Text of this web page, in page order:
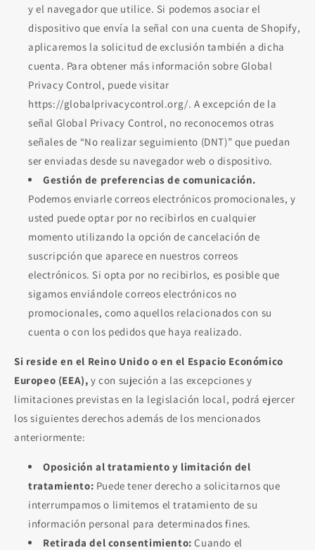
y el navegador que utilice. Si podemos asociar el
dispositivo que envía la señal con una cuenta de Shopify,
aplicaremos la solicitud de exclusión también a dicha
cuenta. Para obtener más información sobre Global
Privacy Control, puede visitar
https://globalprivacycontrol.org/. A excepción de la
señal Global Privacy Control, no reconocemos otras
señales de “No realizar seguimiento (DNT)” que puedan
ser enviadas desde su navegador web o dispositivo.
Gestión de preferencias de comunicación.
Podemos enviarle correos electrónicos promocionales, y
usted puede optar por no recibirlos en cualquier
momento utilizando la opción de cancelación de
suscripción que aparece en nuestros correos
electrónicos. Si opta por no recibirlos, es posible que
sigamos enviándole correos electrónicos no
promocionales, como aquellos relacionados con su
cuenta o con los pedidos que haya realizado.
Si reside en el Reino Unido o en el Espacio Económico
Europeo (EEA), y con sujeción a las excepciones y
limitaciones previstas en la legislación local, podrá ejercer
los siguientes derechos además de los mencionados
anteriormente:
Oposición al tratamiento y limitación del
tratamiento: Puede tener derecho a solicitarnos que
interrumpamos o limitemos el tratamiento de su
información personal para determinados fines.
Retirada del consentimiento: Cuando el